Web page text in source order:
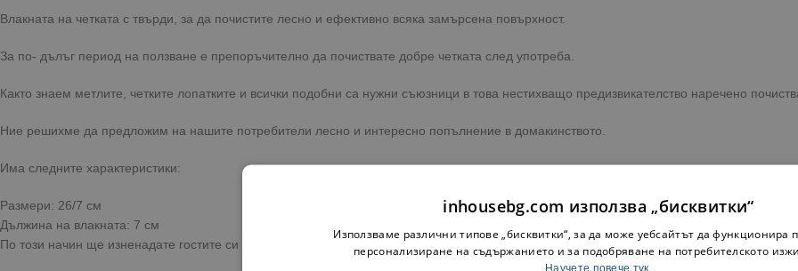
Влакната на четката с твърди, за да почистите лесно и ефективно всяка замърсена повърхност.
За по- дълъг период на ползване е препоръчително да почиствате добре четката след употреба.
Както знаем метлите, четките лопатките и всички подобни са нужни съюзници в това нестихващо предизвикателство наречено
Ние решихме да предложим на нашите потребители лесно и интересно попълнение в домакинството.
Има следните характеристики:
Размери: 26/7 см
Дължина на влакната: 7 см
По този начин ще изненадате гостите си приятно, а те ще бъдат впечатлени от Вашите кулинарни умения.
inhousebg.com използва „бисквитки“
Използваме различни типове „бисквитки“, за да може уебсайтът да функционира
персонализиране на съдържанието и за подобряване на потребителското
Научете повече тук.